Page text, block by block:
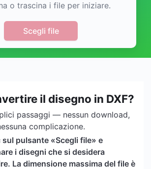
o trascina i file per iniziare.
Scegli file
il disegno in DXF?
passaggi — nessun download,
complicazione.
sul pulsante «Scegli file» e
i disegni che si desidera
La dimensione massima del file è